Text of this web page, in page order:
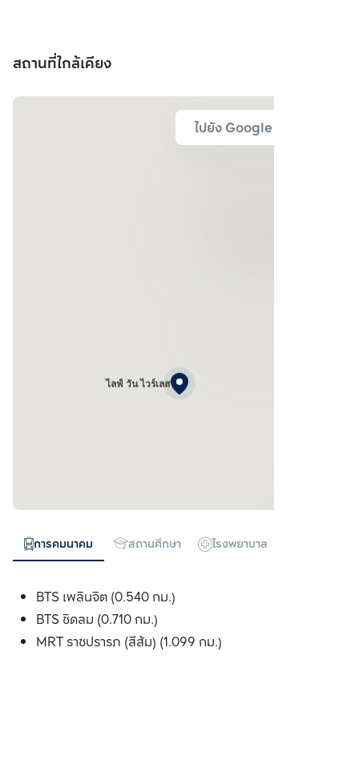
สถานที่ใกล้เคียง
ไปยัง Google Map
ไลฟ์ วัน ไวร์เลส
การคมนาคม สถานศึกษา โรงพยาบาล
BTS เพลินจิต (0.540 กม.)
BTS ชิดลม (0.710 กม.)
MRT ราชปรารภ (สีส้ม) (1.099 กม.)